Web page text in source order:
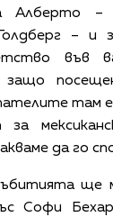
Алберто
– и
във
защо
там е
за
да го
ще
Софи